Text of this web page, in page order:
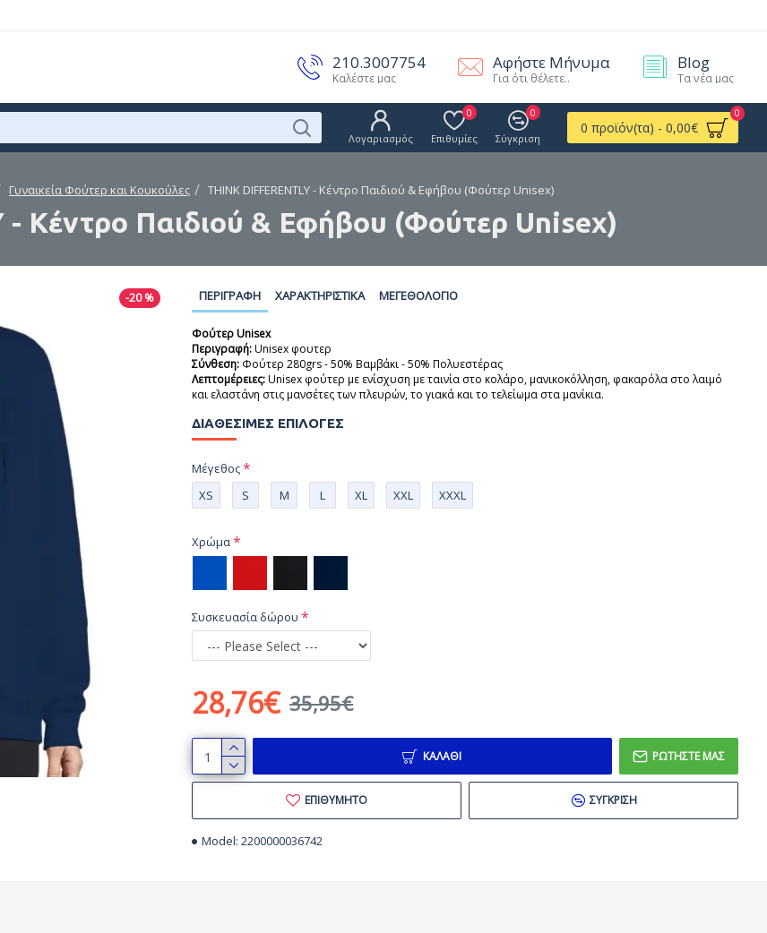
210.3007754
Καλέστε μας
Αφήστε Μήνυμα
Για ότι θέλετε..
Blog
Τα νέα μας
Λογαριασμός Επιθυμίες
0
Σύγκριση
0
0 προϊόν(τα) - 0,00€
0
Γυναικεία Φούτερ και Κουκούλες THINK DIFFERENTLY - Κέντρο Παιδιού & Εφήβου (Φούτερ Unisex)
- Κέντρο Παιδιού & Εφήβου (Φούτερ Unisex)
-20 % ΠΕΡΙΓΡΑΦΉ ΧΑΡΑΚΤΗΡΙΣΤΙΚΆ ΜΕΓΕΘΟΛΌΓΙΟ
Φούτερ Unisex
Περιγραφή:Unisex φουτερ
Σύνθεση: Φούτερ 280grs - 50% Bαμβάκι - 50% Πολυεστέρας
Λεπτομέρειες:Unisex φούτερ με ενίσχυση με ταινία στο κολάρο, μανικοκόλληση, φακαρόλα στο λαιμό
και ελαστάνη στις μανσέτες των πλευρών, το γιακά και το τελείωμα στα μανίκια.
Model: 2200000036742
28,76€ 35,95€
ΔΙΑΘΈΣΙΜΕΣ ΕΠΙΛΟΓΈΣ
Μέγεθος
XS
S M L XL XXL XXXL
Χρώμα
Συσκευασία δώρου
ΚΑΛΆΘΙ ΡΩΤΉΣΤΕ ΜΑΣ
ΕΠΙΘΥΜΗΤΌ ΣΎΓΚΡΙΣΗ